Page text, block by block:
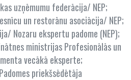
uzņēmumu federācija/ NEP;
un restorānu asociācija/ NEP;
Nozaru ekspertu padome (NEP);
ministrijas Profesionālās un
vecākā eksperte;
priekšsēdētāja